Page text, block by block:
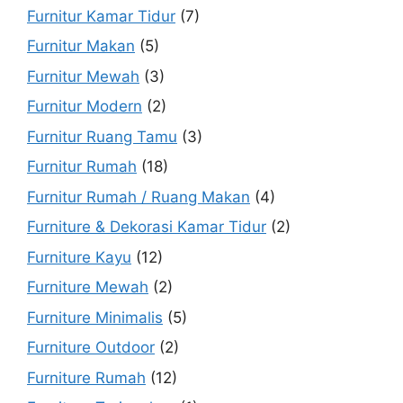
Furnitur Kamar Tidur (7)
Furnitur Makan (5)
Furnitur Mewah (3)
Furnitur Modern (2)
Furnitur Ruang Tamu (3)
Furnitur Rumah (18)
Furnitur Rumah / Ruang Makan (4)
Furniture & Dekorasi Kamar Tidur (2)
Furniture Kayu (12)
Furniture Mewah (2)
Furniture Minimalis (5)
Furniture Outdoor (2)
Furniture Rumah (12)